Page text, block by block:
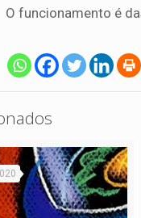
O funcionamento é